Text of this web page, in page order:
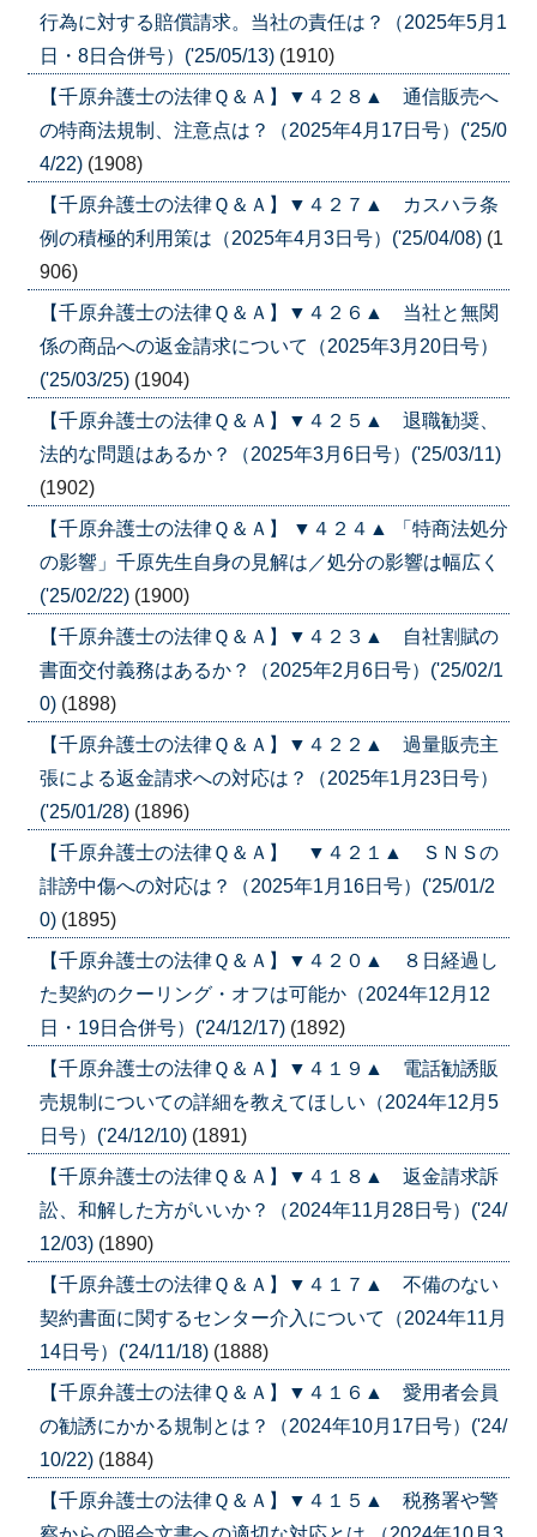
行為に対する賠償請求。当社の責任は？（2025年5月1
日・8日合併号）('25/05/13) (1910)
【千原弁護士の法律Ｑ＆Ａ】▼４２８▲ 通信販売へ
の特商法規制、注意点は？（2025年4月17日号）('25/0
4/22) (1908)
【千原弁護士の法律Ｑ＆Ａ】▼４２７▲ カスハラ条
例の積極的利用策は（2025年4月3日号）('25/04/08) (1
906)
【千原弁護士の法律Ｑ＆Ａ】▼４２６▲ 当社と無関
係の商品への返金請求について（2025年3月20日号）
('25/03/25) (1904)
【千原弁護士の法律Ｑ＆Ａ】▼４２５▲ 退職勧奨、
法的な問題はあるか？（2025年3月6日号）('25/03/11)
(1902)
【千原弁護士の法律Ｑ＆Ａ】 ▼４２４▲ 「特商法処分
の影響」千原先生自身の見解は／処分の影響は幅広く
('25/02/22) (1900)
【千原弁護士の法律Ｑ＆Ａ】▼４２３▲ 自社割賦の
書面交付義務はあるか？（2025年2月6日号）('25/02/1
0) (1898)
【千原弁護士の法律Ｑ＆Ａ】▼４２２▲ 過量販売主
張による返金請求への対応は？（2025年1月23日号）
('25/01/28) (1896)
【千原弁護士の法律Ｑ＆Ａ】 ▼４２１▲ ＳＮＳの
誹謗中傷への対応は？（2025年1月16日号）('25/01/2
0) (1895)
【千原弁護士の法律Ｑ＆Ａ】▼４２０▲ ８日経過し
た契約のクーリング・オフは可能か（2024年12月12
日・19日合併号）('24/12/17) (1892)
【千原弁護士の法律Ｑ＆Ａ】▼４１９▲ 電話勧誘販
売規制についての詳細を教えてほしい（2024年12月5
日号）('24/12/10) (1891)
【千原弁護士の法律Ｑ＆Ａ】▼４１８▲ 返金請求訴
訟、和解した方がいいか？（2024年11月28日号）('24/
12/03) (1890)
【千原弁護士の法律Ｑ＆Ａ】▼４１７▲ 不備のない
契約書面に関するセンター介入について（2024年11月
14日号）('24/11/18) (1888)
【千原弁護士の法律Ｑ＆Ａ】▼４１６▲ 愛用者会員
の勧誘にかかる規制とは？（2024年10月17日号）('24/
10/22) (1884)
【千原弁護士の法律Ｑ＆Ａ】▼４１５▲ 税務署や警